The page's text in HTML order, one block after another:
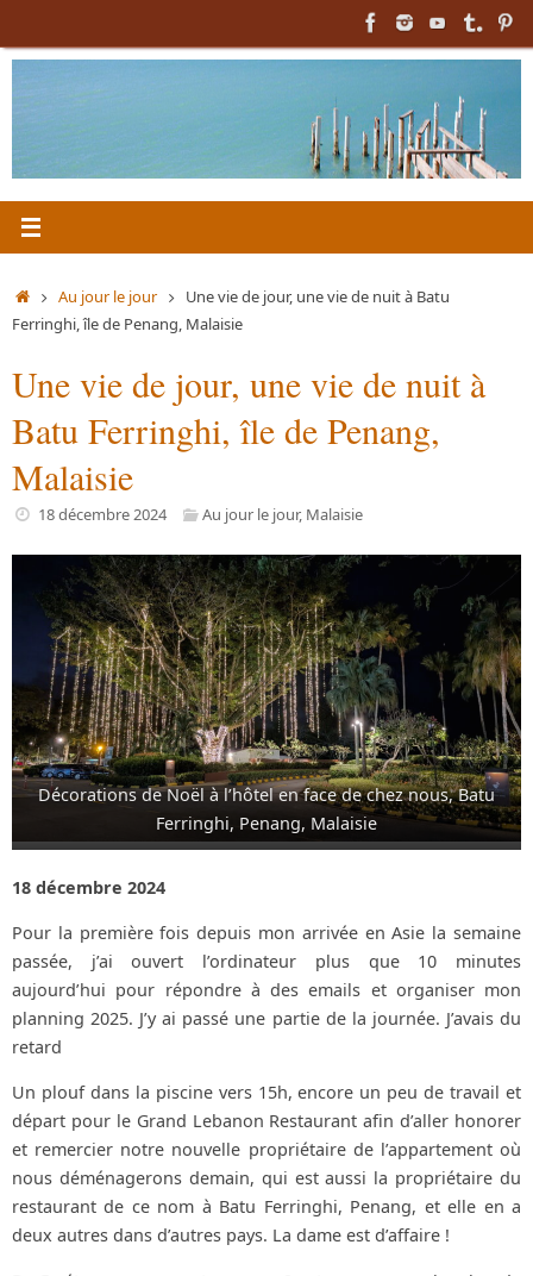
au
AccueilAu jour le jour
Une vie de jour, une vie de nuit à Batu
Ferringhi, île de Penang, Malaisie
Une vie de jour, une vie de nuit à
Batu Ferringhi, île de Penang,
Malaisie
18 décembre 2024 Au jour le jour, Malaisie
Décorations de Noël à l’hôtel en face de chez nous, Batu
Ferringhi, Penang, Malaisie
18 décembre 2024
Pour la première fois depuis mon arrivée en Asie la semaine
passée, j’ai ouvert l’ordinateur plus que 10 minutes
aujourd’hui pour répondre à des emails et organiser mon
planning 2025. J’y ai passé une partie de la journée. J’avais du
retard
Un plouf dans la piscine vers 15h, encore un peu de travail et
départ pour le Grand Lebanon Restaurant afin d’aller honorer
et remercier notre nouvelle propriétaire de l’appartement où
nous déménagerons demain, qui est aussi la propriétaire du
restaurant de ce nom à Batu Ferringhi, Penang, et elle en a
deux autres dans d’autres pays. La dame est d’affaire !